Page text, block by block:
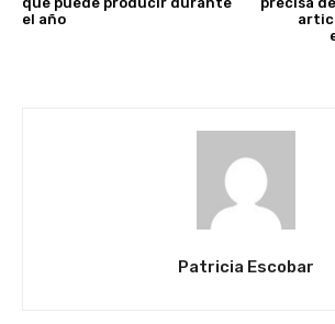
el año
Patricia Escobar